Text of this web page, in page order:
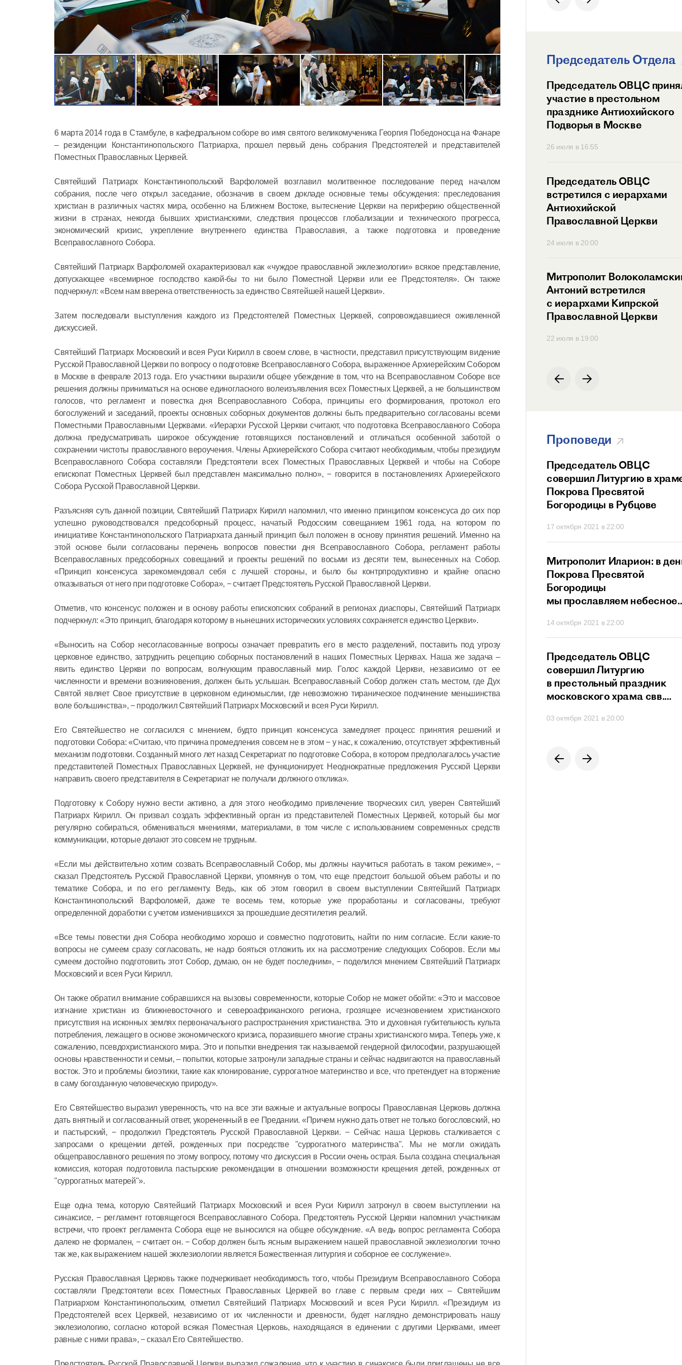
6 марта 2014 года в Стамбуле, в кафедральном соборе во имя святого великомученика Георгия Победоносца на Фанаре
– резиденции Константинопольского Патриарха, прошел первый день собрания Предстоятелей и представителей
Поместных Православных Церквей.
Святейший Патриарх Константинопольский Варфоломей возглавил молитвенное последование перед началом
собрания, после чего открыл заседание, обозначив в своем докладе основные темы обсуждения: преследования
христиан в различных частях мира, особенно на Ближнем Востоке, вытеснение Церкви на периферию общественной
жизни в странах, некогда бывших христианскими, следствия процессов глобализации и технического прогресса,
экономический кризис, укрепление внутреннего единства Православия, а также подготовка и проведение
Всеправославного Собора.
Святейший Патриарх Варфоломей охарактеризовал как «чуждое православной экклезиологии» всякое представление,
допускающее «всемирное господство какой-бы то ни было Поместной Церкви или ее Предстоятеля». Он также
подчеркнул: «Всем нам вверена ответственность за единство Святейшей нашей Церкви».
Затем последовали выступления каждого из Предстоятелей Поместных Церквей, сопровождавшиеся оживленной
дискуссией.
Святейший Патриарх Московский и всея Руси Кирилл в своем слове, в частности, представил присутствующим видение
Русской Православной Церкви по вопросу о подготовке Всеправославного Собора, выраженное Архиерейским Собором
в Москве в феврале 2013 года. Его участники выразили общее убеждение в том, что на Всеправославном Соборе все
решения должны приниматься на основе единогласного волеизъявления всех Поместных Церквей, а не большинством
голосов, что регламент и повестка дня Всеправославного Собора, принципы его формирования, протокол его
богослужений и заседаний, проекты основных соборных документов должны быть предварительно согласованы всеми
Поместными Православными Церквами. «Иерархи Русской Церкви считают, что подготовка Всеправославного Собора
должна предусматривать широкое обсуждение готовящихся постановлений и отличаться особенной заботой о
сохранении чистоты православного вероучения. Члены Архиерейского Собора считают необходимым, чтобы президиум
Всеправославного Собора составляли Предстоятели всех Поместных Православных Церквей и чтобы на Соборе
епископат Поместных Церквей был представлен максимально полно», − говорится в постановлениях Архиерейского
Собора Русской Православной Церкви.
Разъясняя суть данной позиции, Святейший Патриарх Кирилл напомнил, что именно принципом консенсуса до сих пор
успешно руководствовался предсоборный процесс, начатый Родосским совещанием 1961 года, на котором по
инициативе Константинопольского Патриархата данный принцип был положен в основу принятия решений. Именно на
этой основе были согласованы перечень вопросов повестки дня Всеправославного Собора, регламент работы
Всеправославных предсоборных совещаний и проекты решений по восьми из десяти тем, вынесенных на Собор.
«Принцип консенсуса зарекомендовал себя с лучшей стороны, и было бы контрпродуктивно и крайне опасно
отказываться от него при подготовке Собора», − считает Предстоятель Русской Православной Церкви.
Отметив, что консенсус положен и в основу работы епископских собраний в регионах диаспоры, Святейший Патриарх
подчеркнул: «Это принцип, благодаря которому в нынешних исторических условиях сохраняется единство Церкви».
«Выносить на Собор несогласованные вопросы означает превратить его в место разделений, поставить под угрозу
церковное единство, затруднить рецепцию соборных постановлений в наших Поместных Церквах. Наша же задача –
явить единство Церкви по вопросам, волнующим православный мир. Голос каждой Церкви, независимо от ее
численности и времени возникновения, должен быть услышан. Всеправославный Собор должен стать местом, где Дух
Святой являет Свое присутствие в церковном единомыслии, где невозможно тираническое подчинение меньшинства
воле большинства», − продолжил Святейший Патриарх Московский и всея Руси Кирилл.
Его Святейшество не согласился с мнением, будто принцип консенсуса замедляет процесс принятия решений и
подготовки Собора: «Считаю, что причина промедления совсем не в этом − у нас, к сожалению, отсутствует эффективный
механизм подготовки. Созданный много лет назад Секретариат по подготовке Собора, в котором предполагалось участие
представителей Поместных Православных Церквей, не функционирует. Неоднократные предложения Русской Церкви
направить своего представителя в Секретариат не получали должного отклика».
Подготовку к Собору нужно вести активно, а для этого необходимо привлечение творческих сил, уверен Святейший
Патриарх Кирилл. Он призвал создать эффективный орган из представителей Поместных Церквей, который бы мог
регулярно собираться, обмениваться мнениями, материалами, в том числе с использованием современных средств
коммуникации, которые делают это совсем не трудным.
«Если мы действительно хотим созвать Всеправославный Собор, мы должны научиться работать в таком режиме», −
сказал Предстоятель Русской Православной Церкви, упомянув о том, что еще предстоит большой объем работы и по
тематике Собора, и по его регламенту. Ведь, как об этом говорил в своем выступлении Святейший Патриарх
Константинопольский Варфоломей, даже те восемь тем, которые уже проработаны и согласованы, требуют
определенной доработки с учетом изменившихся за прошедшие десятилетия реалий.
«Все темы повестки дня Собора необходимо хорошо и совместно подготовить, найти по ним согласие. Если какие-то
вопросы не сумеем сразу согласовать, не надо бояться отложить их на рассмотрение следующих Соборов. Если мы
сумеем достойно подготовить этот Собор, думаю, он не будет последним», − поделился мнением Святейший Патриарх
Московский и всея Руси Кирилл.
Он также обратил внимание собравшихся на вызовы современности, которые Собор не может обойти: «Это и массовое
изгнание христиан из ближневосточного и североафриканского региона, грозящее исчезновением христианского
присутствия на исконных землях первоначального распространения христианства. Это и духовная губительность культа
потребления, лежащего в основе экономического кризиса, поразившего многие страны христианского мира. Теперь уже, к
сожалению, псевдохристианского мира. Это и попытки внедрения так называемой гендерной философии, разрушающей
основы нравственности и семьи, – попытки, которые затронули западные страны и сейчас надвигаются на православный
восток. Это и проблемы биоэтики, такие как клонирование, суррогатное материнство и все, что претендует на вторжение
в саму богозданную человеческую природу».
Его Святейшество выразил уверенность, что на все эти важные и актуальные вопросы Православная Церковь должна
дать внятный и согласованный ответ, укорененный в ее Предании. «Причем нужно дать ответ не только богословский, но
и пастырский, − продолжил Предстоятель Русской Православной Церкви. − Сейчас наша Церковь сталкивается с
запросами о крещении детей, рожденных при посредстве "суррогатного материнства". Мы не могли ожидать
общеправославного решения по этому вопросу, потому что дискуссия в России очень острая. Была создана специальная
комиссия, которая подготовила пастырские рекомендации в отношении возможности крещения детей, рожденных от
"суррогатных матерей"».
Еще одна тема, которую Святейший Патриарх Московский и всея Руси Кирилл затронул в своем выступлении на
синаксисе, − регламент готовящегося Всеправославного Собора. Предстоятель Русской Церкви напомнил участникам
встречи, что проект регламента Собора еще не выносился на общее обсуждение. «А ведь вопрос регламента Собора
далеко не формален, − считает он. − Собор должен быть ясным выражением нашей православной экклезиологии точно
так же, как выражением нашей экклезиологии является Божественная литургия и соборное ее сослужение».
Русская Православная Церковь также подчеркивает необходимость того, чтобы Президиум Всеправославного Собора
составляли Предстоятели всех Поместных Православных Церквей во главе с первым среди них – Святейшим
Патриархом Константинопольским, отметил Святейший Патриарх Московский и всея Руси Кирилл. «Президиум из
Предстоятелей всех Церквей, независимо от их численности и древности, будет наглядно демонстрировать нашу
экклезиологию, согласно которой всякая Поместная Церковь, находящаяся в единении с другими Церквами, имеет
равные с ними права», − сказал Его Святейшество.
Председатель Отдела
Митрополит Волоколамский
Антоний возглавил
Сербской Православной
Церкви
12 июля в 14:45
Председатель ОВЦС провел
встречу с представителем
Суверенного Мальтийского
Ордена в России
Митрополит Антоний
Международной
Председатель ОВЦС
участие в престольном
празднике Антиохийского
Подворья в Москве
26 июля в 16:55
Председатель ОВЦС
встретился с иерархами
Антиохийской
Православной Церкви
24 июля в 20:00
Митрополит
Антоний встретился
с иерархами Кипрской
Православной Церкви
22 июля в 19:00
Проповеди
Церковь прославляет всех
мучеников и исповедников
07 февраля 2021 в 21:20
Митрополит Иларион:
Без наших собственных
усилий Бог не сможет
31 января 2021 в 20:26
Митрополит Иларион:
Господь всегда нам дает
возможность проявить свои
способности
Председатель ОВЦС
совершил Литургию в
Покрова Пресвятой
Богородицы в Рубцове
17 октября 2021 в 22:00
Митрополит Иларион: в
Покрова Пресвятой
Богородицы
мы прославляем небесное
Божией
14 октября 2021 в 22:00
Председатель ОВЦС
совершил Литургию
в престольный праздник
московского храма свв.
и Феодора
03 октября 2021 в 20:00